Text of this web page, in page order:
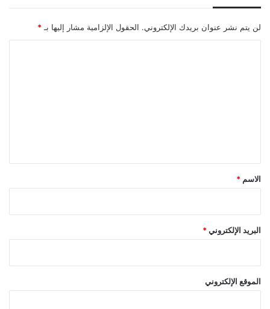
لن يتم نشر عنوان بريدك الإلكتروني. الحقول الإلزامية مشار إليها بـ*
*
الاسم *
البريد الإلكتروني*
الموقع الإلكتروني